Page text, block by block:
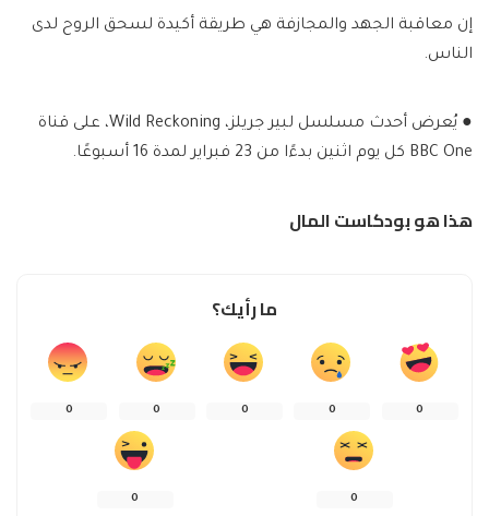
إن معاقبة الجهد والمجازفة هي طريقة أكيدة لسحق الروح لدى
الناس.
●
يُعرض أحدث مسلسل لبير جريلز، Wild Reckoning، على قناة
BBC One كل يوم اثنين بدءًا من 23 فبراير لمدة 16 أسبوعًا.
هذا هو بودكاست المال
ما رأيك؟
0
0
0
0
0
0
0